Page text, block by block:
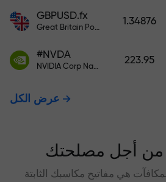
GBPUSD.fx
Great Britain Pound vs US Dollar
1.34876
#NVDA
NVIDIA Corp Nasdaq Stock Exchange (Nasdaq) USD
223.95
عرض الكل
أجل مصلحتك
هي مفاتيح مكاسبك الثابتة